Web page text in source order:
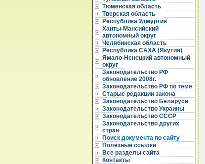
Тюменская область
Тверская область
Республика Удмуртия
Ханты-Мансийский
автономный округ
Челябинская область
Республика САХА (Якутия)
Ямало-Ненецкий автономный
округ
Законодательство РФ
обновление 2008г.
Законодательство РФ по теме
Старые редакции закона
Законодательство Беларуси
Законодательство Украины
Законодательство СССР
Законодательство других
стран
Поиск документа по сайту
Полезные ссылки
Все разделы сайта
Контакты